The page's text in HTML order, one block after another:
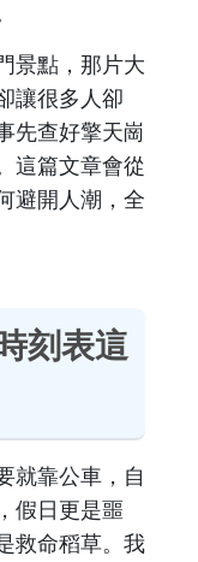
景點，那片大
讓很多人卻
先查好擎天崗
這篇文章會從
避開人潮，全
刻表這
就靠公車，自
假日更是噩
救命稻草。我